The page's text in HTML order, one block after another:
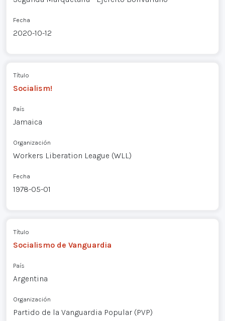
Fecha
2020-10-12
Título
Socialism!
País
Jamaica
Organización
Workers Liberation League (WLL)
Fecha
1978-05-01
Título
Socialismo de Vanguardia
País
Argentina
Organización
Partido de la Vanguardia Popular (PVP)